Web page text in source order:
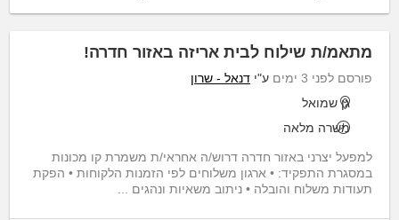
מתאמ/ת שילוח לבית אריזה באזור חדרה!
פורסם לפני 3 ימים ע"י דנאל - שרון
גן שמואל
משרה מלאה
למפעל יצרני באזור חדרה דרוש/ה אחראי/ת משמרת קו מכונות
במסגרת התפקיד: • ארגון משלוחים לפי הזמנות הלקוחות • הפקת
תעודות משלוח והובלה • ניתוב משאיות ונהגים ...